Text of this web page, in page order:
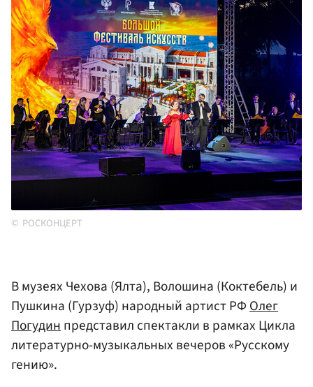
РОСКОНЦЕРТ
В музеях Чехова (Ялта), Волошина (Коктебель) и
Пушкина (Гурзуф) народный артист РФОлег
Погудинпредставил спектакли в рамках Цикла
литературно-музыкальных вечеров «Русскому
гению».